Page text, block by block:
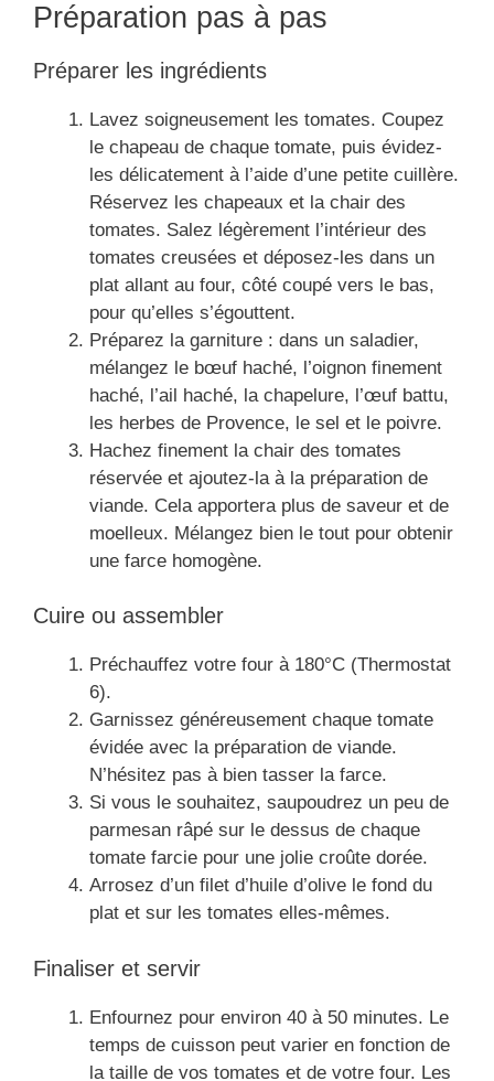
Préparation pas à pas
Préparer les ingrédients
Lavez soigneusement les tomates. Coupez
le chapeau de chaque tomate, puis évidez-
les délicatement à l’aide d’une petite cuillère.
Réservez les chapeaux et la chair des
tomates. Salez légèrement l’intérieur des
tomates creusées et déposez-les dans un
plat allant au four, côté coupé vers le bas,
pour qu’elles s’égouttent.
Préparez la garniture : dans un saladier,
mélangez le bœuf haché, l’oignon finement
haché, l’ail haché, la chapelure, l’œuf battu,
les herbes de Provence, le sel et le poivre.
Hachez finement la chair des tomates
réservée et ajoutez-la à la préparation de
viande. Cela apportera plus de saveur et de
moelleux. Mélangez bien le tout pour obtenir
une farce homogène.
Cuire ou assembler
Préchauffez votre four à 180°C (Thermostat
6).
Garnissez généreusement chaque tomate
évidée avec la préparation de viande.
N’hésitez pas à bien tasser la farce.
Si vous le souhaitez, saupoudrez un peu de
parmesan râpé sur le dessus de chaque
tomate farcie pour une jolie croûte dorée.
Arrosez d’un filet d’huile d’olive le fond du
plat et sur les tomates elles-mêmes.
Finaliser et servir
Enfournez pour environ 40 à 50 minutes. Le
temps de cuisson peut varier en fonction de
la taille de vos tomates et de votre four. Les